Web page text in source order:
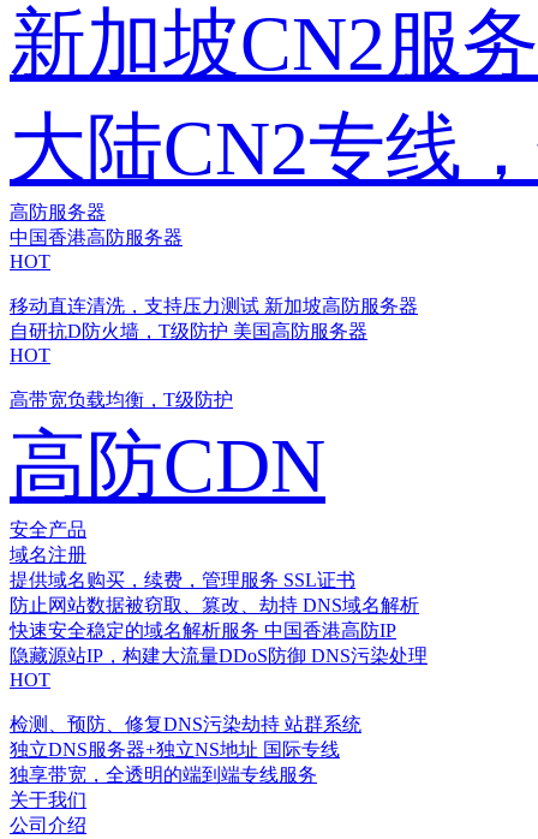
新加坡CN2服
大陆CN2专线
高防服务器
中国香港高防服务器
HOT
移动直连清洗，支持压力测试 新加坡高防服务器
自研抗D防火墙，T级防护 美国高防服务器
HOT
高带宽负载均衡，T级防护
高防CDN
安全产品
域名注册
提供域名购买，续费，管理服务 SSL证书
防止网站数据被窃取、篡改、劫持 DNS域名解析
快速安全稳定的域名解析服务 中国香港高防IP
隐藏源站IP，构建大流量DDoS防御 DNS污染处理
HOT
检测、预防、修复DNS污染劫持 站群系统
独立DNS服务器+独立NS地址 国际专线
独享带宽，全透明的端到端专线服务
关于我们
公司介绍